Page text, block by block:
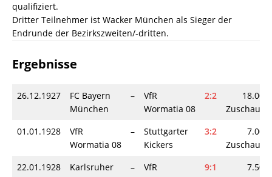
qualifiziert.
Dritter Teilnehmer ist Wacker München als Sieger der
Endrunde der Bezirkszweiten/-dritten.
Ergebnisse
26.12.1927
FC Bayern
München
–
VfR
Wormatia 08
2:2
18.000
Zuschauer
01.01.1928
VfR
Wormatia 08
–
Stuttgarter
Kickers
3:2
7.000
Zuschauer
22.01.1928
Karlsruher
–
VfR
9:1
7.500